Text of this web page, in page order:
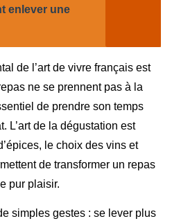
enlever une
de l’art de vivre français est
ne se prennent pas à la
de prendre son temps
L’art de la dégustation est
le choix des vins et
de transformer un repas
pur plaisir.
simples gestes : se lever plus